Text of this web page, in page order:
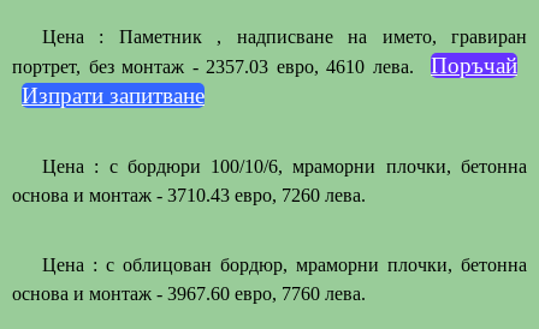
Цена : Паметник , надписване на името, гравиран
портрет, без монтаж - 2357.03 евро, 4610 лева.
Поръчай
Изпрати запитване
Цена : с бордюри 100/10/6, мраморни плочки, бетонна
основа и монтаж - 3710.43 евро, 7260 лева.
Цена : с облицован бордюр, мраморни плочки, бетонна
основа и монтаж - 3967.60 евро, 7760 лева.